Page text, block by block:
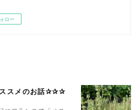
ロー
スメのお話✰✰✰